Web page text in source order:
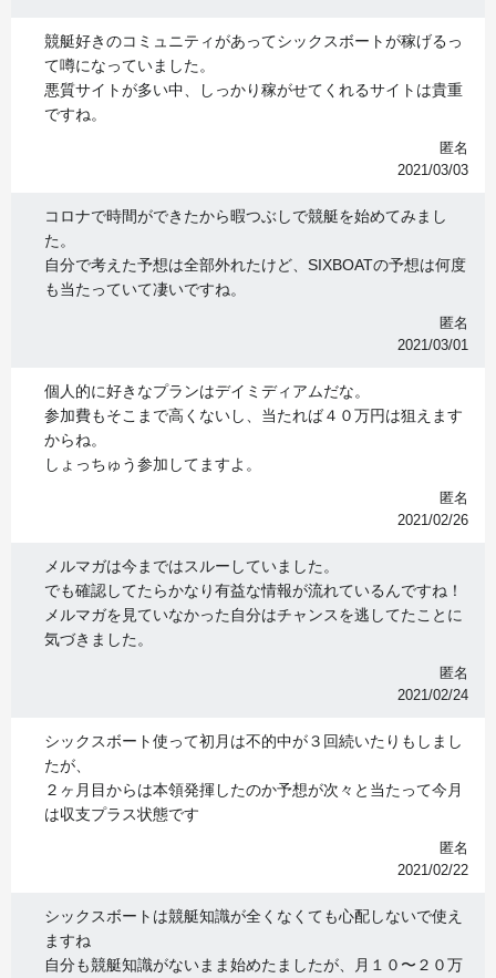
競艇好きのコミュニティがあってシックスボートが稼げるっ
て噂になっていました。
悪質サイトが多い中、しっかり稼がせてくれるサイトは貴重
ですね。
匿名
2021/03/03
コロナで時間ができたから暇つぶしで競艇を始めてみまし
た。
自分で考えた予想は全部外れたけど、SIXBOATの予想は何度
も当たっていて凄いですね。
匿名
2021/03/01
個人的に好きなプランはデイミディアムだな。
参加費もそこまで高くないし、当たれば４０万円は狙えます
からね。
しょっちゅう参加してますよ。
匿名
2021/02/26
メルマガは今まではスルーしていました。
でも確認してたらかなり有益な情報が流れているんですね！
メルマガを見ていなかった自分はチャンスを逃してたことに
気づきました。
匿名
2021/02/24
シックスボート使って初月は不的中が３回続いたりもしまし
たが、
２ヶ月目からは本領発揮したのか予想が次々と当たって今月
は収支プラス状態です
匿名
2021/02/22
シックスボートは競艇知識が全くなくても心配しないで使え
ますね
自分も競艇知識がないまま始めたましたが、月１０〜２０万